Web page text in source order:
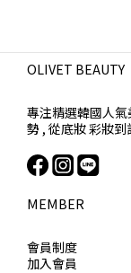
OLIVET BEAUTY
專注精選韓國人
勢 , 從底妝 彩妝
MEMBER
會員制度
加入會員